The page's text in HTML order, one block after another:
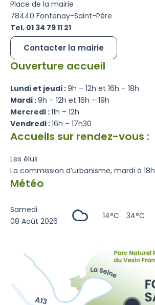
Place de la mairie
78440 Fontenay-Saint-Père
Tel. 01 34 79 11 21
Contacter la mairie
Ouverture accueil
Lundi et jeudi :9h – 12h et 16h – 18h
Mardi :9h – 12h et 16h – 19h
Mercredi :11h – 12h
Vendredi :16h – 17h30
Accueils sur rendez-vous :
Les élus
La commission d’urbanisme, mardi à 18h
Météo
Samedi
08 Août 2026
14°C 34°C